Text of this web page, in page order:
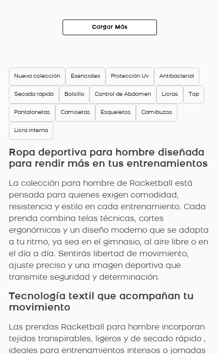
Nueva colección Esenciales Protección Uv Antibacterial
Secada rápido Bolsillo Control de Abdomen Licras Top
Pantalonetas Camisetas Esqueletos Camibuzos
Licra interna
Ropa deportiva para hombre diseñada
para rendir más en tus entrenamientos
La colección para hombre de Racketball está
pensada para quienes exigen comodidad,
resistencia y estilo en cada entrenamiento. Cada
prenda combina telas técnicas, cortes
ergonómicos y un diseño moderno que se adapta
a tu ritmo, ya sea en el gimnasio, al aire libre o en
el día a día. Sentirás libertad de movimiento,
ajuste preciso y una imagen deportiva que
transmite seguridad y determinación.
Tecnología textil que acompañan tu
movimiento
Las prendas Racketball para hombre incorporan
tejidos transpirables, ligeros y de secado rápido ,
ideales para entrenamientos intensos o jornadas